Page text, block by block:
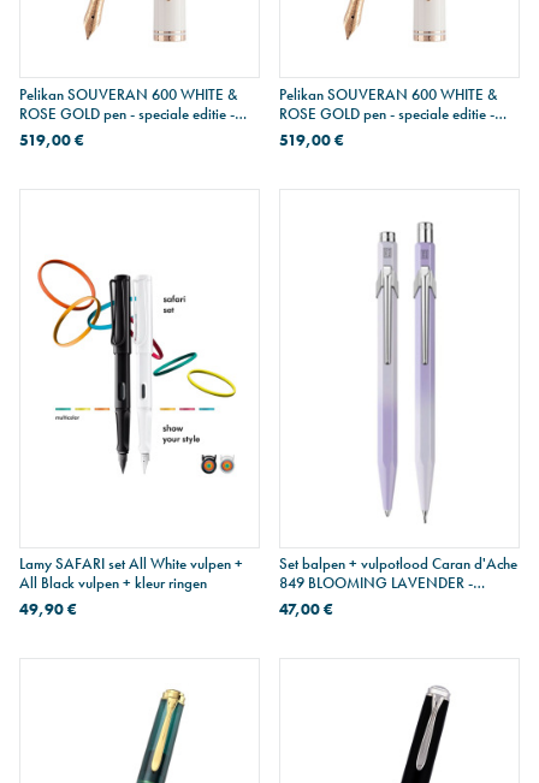
Pelikan SOUVERAN 600 WHITE &
ROSE GOLD pen - speciale editie -
vulpen - fijne penpunt
519,00 €
Pelikan SOUVERAN 600 WHITE &
ROSE GOLD pen - speciale editie -
vulpen - medium penpunt
519,00 €
Lamy SAFARI set All White vulpen +
All Black vulpen + kleur ringen
49,90 €
Set balpen + vulpotlood Caran d'Ache
849 BLOOMING LAVENDER -
beperkte editie
47,00 €